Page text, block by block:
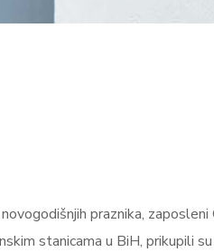
praznika,
stanicama u BiH, prikupili